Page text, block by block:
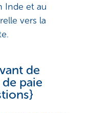
Inde et au
vers la
de
paie